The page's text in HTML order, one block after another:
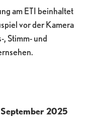
am ETI beinhaltet
vor der Kamera
Stimm- und
2025